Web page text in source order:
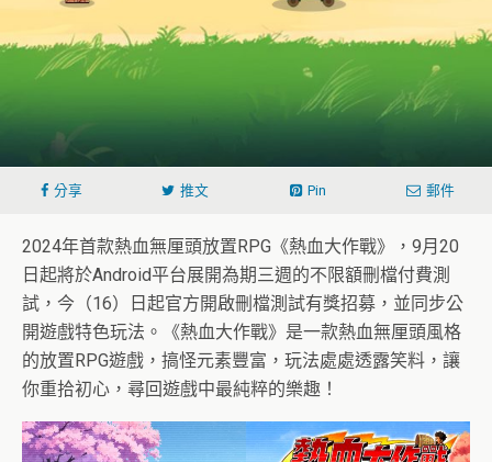
分享 推文 Pin 郵件
2024年首款熱血無厘頭放置RPG《熱血大作戰》，9月20
日起將於Android平台展開為期三週的不限額刪檔付費測
試，今（16）日起官方開啟刪檔測試有獎招募，並同步公
開遊戲特色玩法。《熱血大作戰》是一款熱血無厘頭風格
的放置RPG遊戲，搞怪元素豐富，玩法處處透露笑料，讓
你重拾初心，尋回遊戲中最純粹的樂趣！